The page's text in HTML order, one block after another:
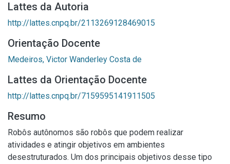
Lattes da Autoria
http://lattes.cnpq.br/2113269128469015
Orientação Docente
Medeiros, Victor Wanderley Costa de
Lattes da Orientação Docente
http://lattes.cnpq.br/7159595141911505
Resumo
Robôs autônomos são robôs que podem realizar
atividades e atingir objetivos em ambientes
desestruturados. Um dos principais objetivos desse tipo